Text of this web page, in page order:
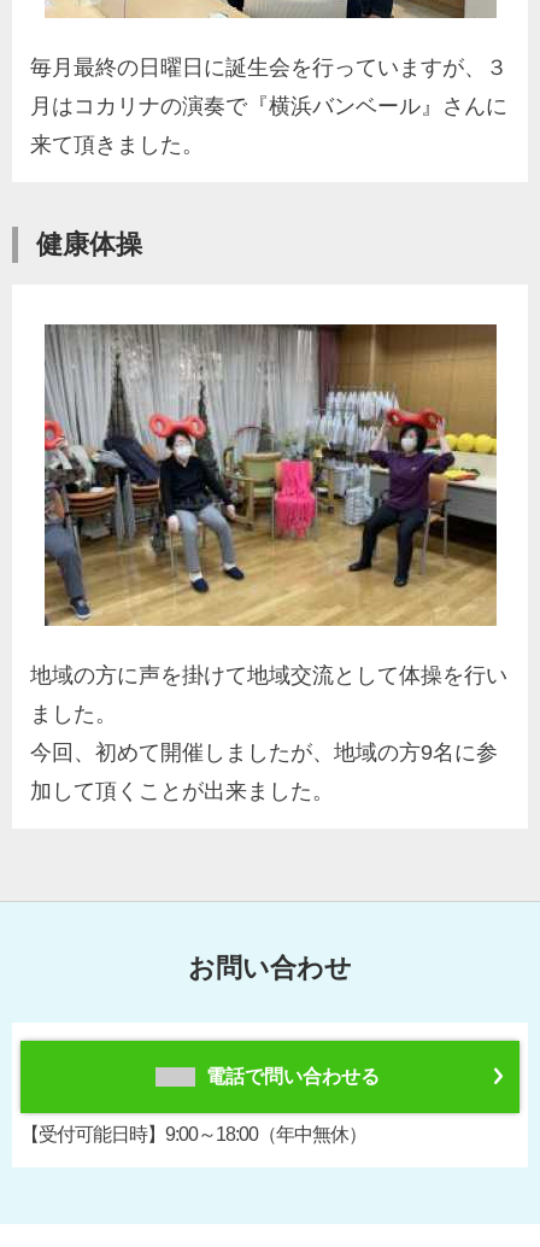
毎月最終の日曜日に誕生会を行っていますが、３
月はコカリナの演奏で『横浜バンベール』さんに
来て頂きました。
健康体操
地域の方に声を掛けて地域交流として体操を行い
ました。
今回、初めて開催しましたが、地域の方9名に参
加して頂くことが出来ました。
お問い合わせ
電話で問い合わせる
【受付可能日時】9:00～18:00（年中無休）